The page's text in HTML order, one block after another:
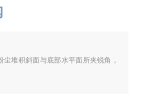
堆积斜面与底部水平面所夹锐角，